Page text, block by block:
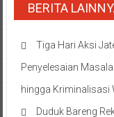
BERITA
Tiga Hari Aksi
Penyelesaian
hingga Kriminalisasi
Duduk Bareng